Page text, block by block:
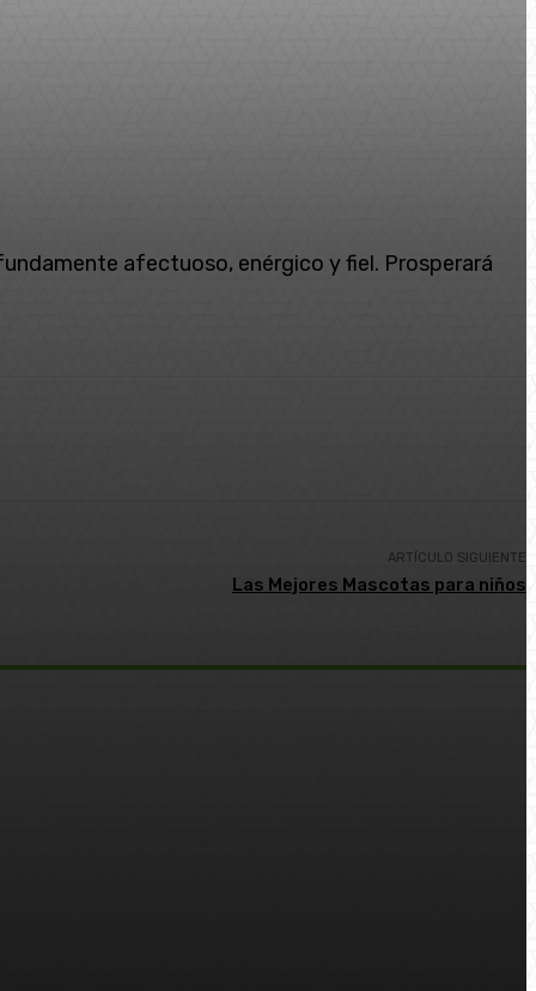
afectuoso, enérgico y fiel. Prosperará
ARTÍCULO SIGUIENTE
Las Mejores Mascotas para niños